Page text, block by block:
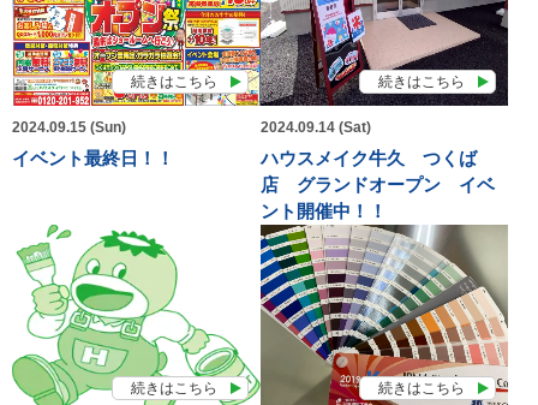
続きはこちら
2024.09.15 (Sun)
イベント最終日！！
続きはこちら
2024.09.14 (Sat)
ハウスメイク牛久 つくば
店 グランドオープン イベ
ント開催中！！
続きはこちら 続きはこちら